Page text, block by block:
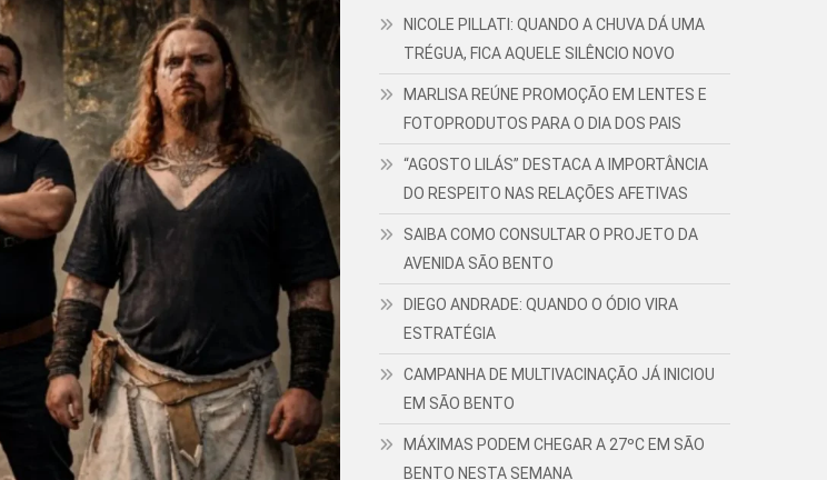
NICOLE PILLATI: QUANDO A CHUVA DÁ UMA
TRÉGUA, FICA AQUELE SILÊNCIO NOVO
MARLISA REÚNE PROMOÇÃO EM LENTES E
FOTOPRODUTOS PARA O DIA DOS PAIS
“AGOSTO LILÁS” DESTACA A IMPORTÂNCIA
DO RESPEITO NAS RELAÇÕES AFETIVAS
SAIBA COMO CONSULTAR O PROJETO DA
AVENIDA SÃO BENTO
DIEGO ANDRADE: QUANDO O ÓDIO VIRA
ESTRATÉGIA
CAMPANHA DE MULTIVACINAÇÃO JÁ INICIOU
EM SÃO BENTO
MÁXIMAS PODEM CHEGAR A 27ºC EM SÃO
BENTO NESTA SEMANA